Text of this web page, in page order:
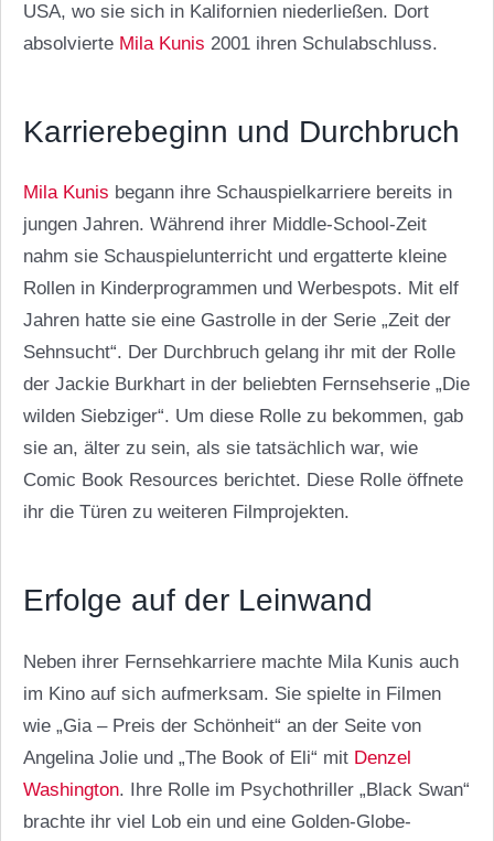
USA, wo sie sich in Kalifornien niederließen. Dort
absolvierte Mila Kunis 2001 ihren Schulabschluss.
Karrierebeginn und Durchbruch
Mila Kunis begann ihre Schauspielkarriere bereits in
jungen Jahren. Während ihrer Middle-School-Zeit
nahm sie Schauspielunterricht und ergatterte kleine
Rollen in Kinderprogrammen und Werbespots. Mit elf
Jahren hatte sie eine Gastrolle in der Serie „Zeit der
Sehnsucht“. Der Durchbruch gelang ihr mit der Rolle
der Jackie Burkhart in der beliebten Fernsehserie „Die
wilden Siebziger“. Um diese Rolle zu bekommen, gab
sie an, älter zu sein, als sie tatsächlich war, wie
Comic Book Resources berichtet. Diese Rolle öffnete
ihr die Türen zu weiteren Filmprojekten.
Erfolge auf der Leinwand
Neben ihrer Fernsehkarriere machte Mila Kunis auch
im Kino auf sich aufmerksam. Sie spielte in Filmen
wie „Gia – Preis der Schönheit“ an der Seite von
Angelina Jolie und „The Book of Eli“ mit Denzel
Washington. Ihre Rolle im Psychothriller „Black Swan“
brachte ihr viel Lob ein und eine Golden-Globe-